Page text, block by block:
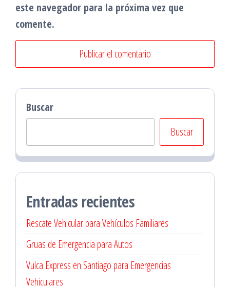
este navegador para la próxima vez que
comente.
Buscar
Buscar
Entradas recientes
Rescate Vehicular para Vehículos Familiares
Gruas de Emergencia para Autos
Vulca Express en Santiago para Emergencias
Vehiculares